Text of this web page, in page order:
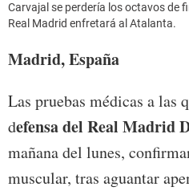
Carvajal se perdería los octavos de
Real Madrid enfretará al Atalanta.
Madrid, España
Las pruebas médicas a las
defensa del Real Madrid
mañana del lunes,
muscular, tras aguantar